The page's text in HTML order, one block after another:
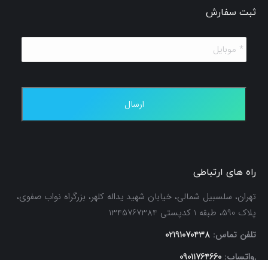
ثبت سفارش
*
موبایل *
راه های ارتباطی
تهران، سلسبیل شمالی، خیابان شهید یداله کلهر، بزرگراه نواب صفوی،
پلاک 590، طبقه 1 کدپستی 1345767384
تلفن تماس: 02191070438
,واتساپ: 09011764660